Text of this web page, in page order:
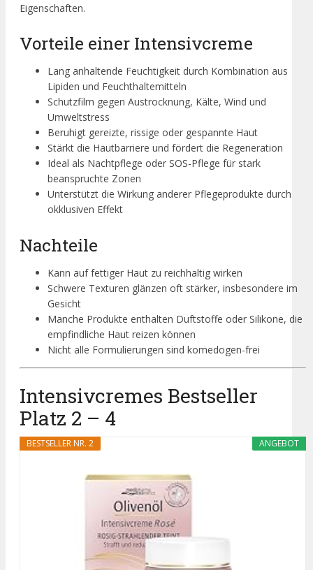
Eigenschaften.
Vorteile einer Intensivcreme
Lang anhaltende Feuchtigkeit durch Kombination aus
Lipiden und Feuchthaltemitteln
Schutzfilm gegen Austrocknung, Kälte, Wind und
Umweltstress
Beruhigt gereizte, rissige oder gespannte Haut
Stärkt die Hautbarriere und fördert die Regeneration
Ideal als Nachtpflege oder SOS-Pflege für stark
beanspruchte Zonen
Unterstützt die Wirkung anderer Pflegeprodukte durch
okklusiven Effekt
Nachteile
Kann auf fettiger Haut zu reichhaltig wirken
Schwere Texturen glänzen oft stärker, insbesondere im
Gesicht
Manche Produkte enthalten Duftstoffe oder Silikone, die
empfindliche Haut reizen können
Nicht alle Formulierungen sind komedogen-frei
Intensivcremes Bestseller
Platz 2 – 4
ANGEBOT
BESTSELLER NR. 2